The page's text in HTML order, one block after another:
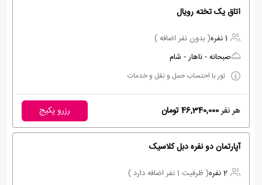
اتاق یک تخته رویال
1 نفره
( بدون نفر اضافه )
صبحانه - ناهار - شام
تور با احتساب حمل و نقل و خدمات
هر نفر46,340,000 تومان رزرو پکیج
آپارتمان دو نفره دبل کلاسیک
2 نفره
( ظرفیت 1 نفر اضافه دارد )